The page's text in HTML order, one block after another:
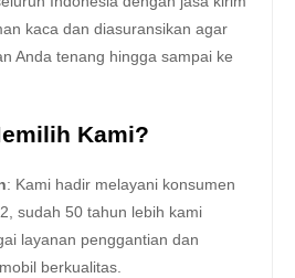
kaca dan diasuransikan agar
Anda tenang hingga sampai ke
Kami?
: Kami hadir melayani konsumen
sudah 50 tahun lebih kami
layanan penggantian dan
berkualitas.